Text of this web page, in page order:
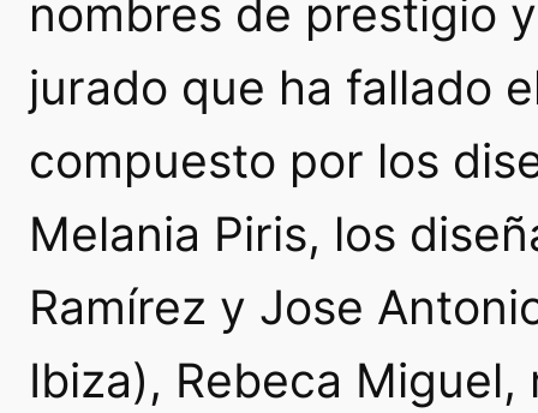
nombres de prestigio
jurado que ha fallado
compuesto por los
Melania Piris, los
Ramírez y Jose
Ibiza), Rebeca